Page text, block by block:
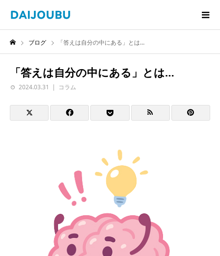
ブログ 「答えは自分の中にある」とは…
「答えは自分の中にある」とは…
2024.03.31 コラム